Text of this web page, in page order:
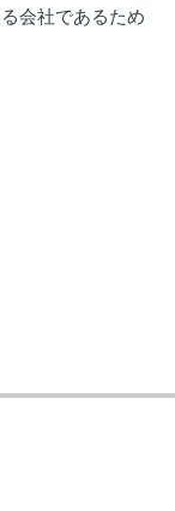
会社であるため